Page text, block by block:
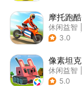
摩托跑酷
休闲益智
| 摩托车
3.0
像素坦克
休闲益智
| 像素风
5.0